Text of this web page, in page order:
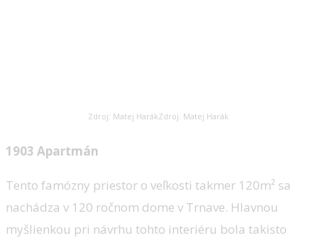
Zdroj: Matej HarákZdroj: Matej Harák
1903 Apartmán
Tento famózny priestor o veľkosti takmer 120m² sa
nachádza v 120 ročnom dome v Trnave. Hlavnou
myšlienkou pri návrhu tohto interiéru bola takisto